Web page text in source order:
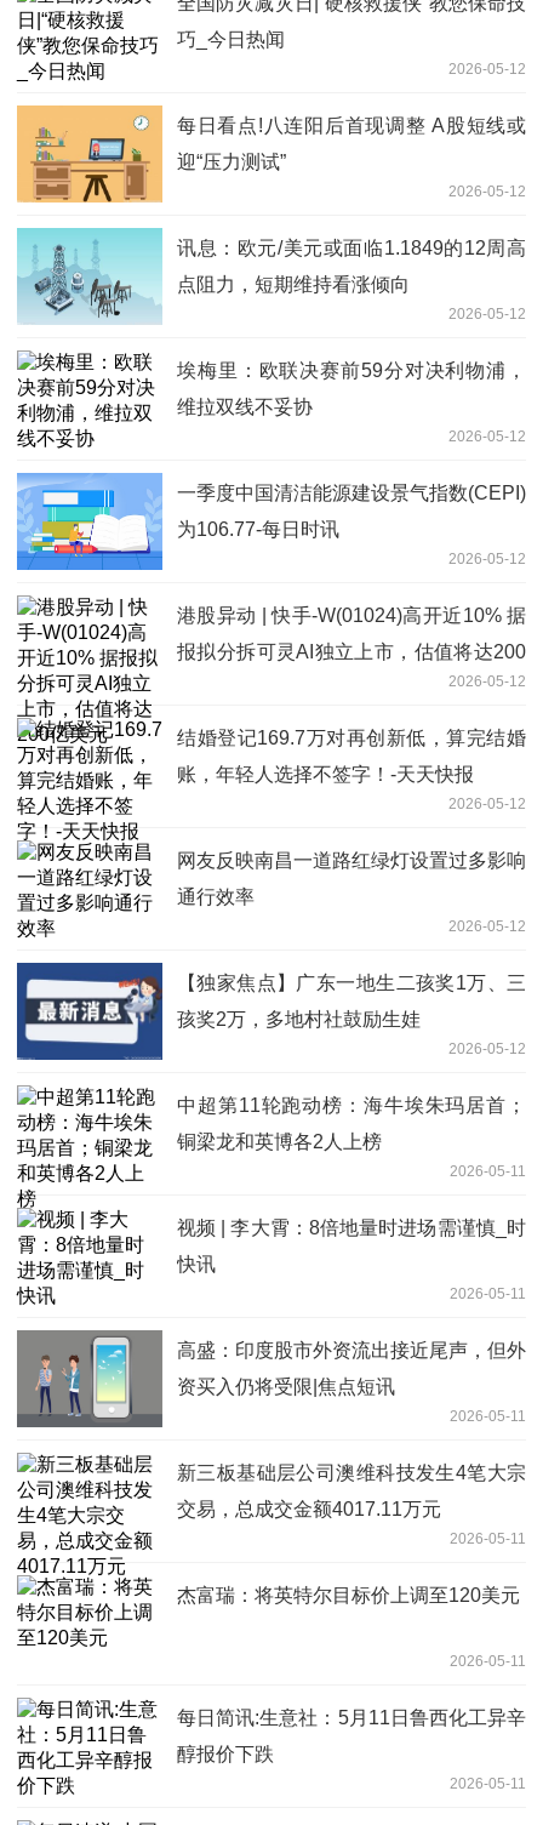
巧_今日热闻
2026-05-12
每日看点!八连阳后首现调整 A股短线或
迎“压力测试”
2026-05-12
讯息：欧元/美元或面临1.1849的12周高
点阻力，短期维持看涨倾向
2026-05-12
埃梅里：欧联决赛前59分对决利物浦，
维拉双线不妥协
2026-05-12
一季度中国清洁能源建设景气指数(CEPI)
为106.77-每日时讯
2026-05-12
港股异动 | 快手-W(01024)高开近10% 据
报拟分拆可灵AI独立上市，估值将达200
2026-05-12
结婚登记169.7万对再创新低，算完结婚
账，年轻人选择不签字！-天天快报
2026-05-12
网友反映南昌一道路红绿灯设置过多影响
通行效率
2026-05-12
【独家焦点】广东一地生二孩奖1万、三
孩奖2万，多地村社鼓励生娃
2026-05-12
中超第11轮跑动榜：海牛埃朱玛居首；
铜梁龙和英博各2人上榜
2026-05-11
视频 | 李大霄：8倍地量时进场需谨慎_时
快讯
2026-05-11
高盛：印度股市外资流出接近尾声，但外
资买入仍将受限|焦点短讯
2026-05-11
新三板基础层公司澳维科技发生4笔大宗
交易，总成交金额4017.11万元
2026-05-11
杰富瑞：将英特尔目标价上调至120美元
2026-05-11
每日简讯:生意社：5月11日鲁西化工异辛
醇报价下跌
2026-05-11